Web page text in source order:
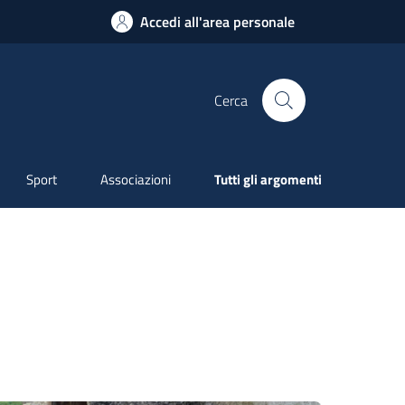
Accedi all'area personale
Cerca
Sport Associazioni Tutti gli argomenti